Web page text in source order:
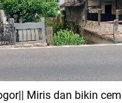
Miris dan bikin